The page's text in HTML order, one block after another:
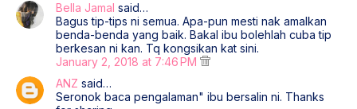
Bella Jamal said…
Bagus tip-tips ni semua. Apa-pun mesti nak amalkan
benda-benda yang baik. Bakal ibu bolehlah cuba tip
berkesan ni kan. Tq kongsikan kat sini.
January 2, 2018 at 7:46 PM
ANZ said…
Seronok baca pengalaman" ibu bersalin ni. Thanks